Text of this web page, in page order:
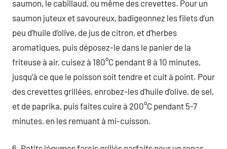
saumon, le cabillaud, ou même des crevettes. Pour un
saumon juteux et savoureux, badigeonnez les filets d’un
peu d’huile d’olive, de jus de citron, et d’herbes
aromatiques, puis déposez-le dans le panier de la
friteuse à air, cuisez à 180°C pendant 8 à 10 minutes,
jusqu’à ce que le poisson soit tendre et cuit à point. Pour
des crevettes grillées, enrobez-les d’huile d’olive, de sel,
et de paprika, puis faites cuire à 200°C pendant 5-7
minutes, en les remuant à mi-cuisson.